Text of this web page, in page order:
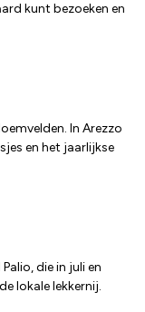
kunt bezoeken en
In Arezzo
en het jaarlijkse
die in juli en
lokale lekkernij.